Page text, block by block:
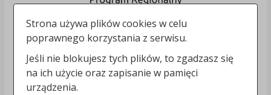
Strona używa plików cookies w celu
poprawnego korzystania z serwisu.
Jeśli nie blokujesz tych plików, to zgadzasz się
na ich użycie oraz zapisanie w pamięci
urządzenia.